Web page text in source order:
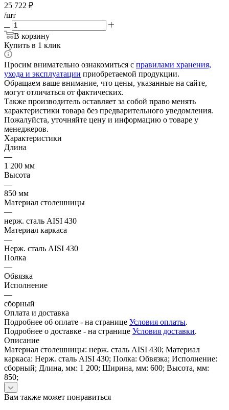
25 722 ₽
/шт
В корзину
Купить в 1 клик
Просим внимательно ознакомиться с правилами хранения,
ухода и эксплуатации приобретаемой продукции.
Обращаем ваше внимание, что цены, указанные на сайте,
могут отличаться от фактических.
Также производитель оставляет за собой право менять
характеристики товара без предварительного уведомления.
Пожалуйста, уточняйте цену и информацию о товаре у
менеджеров.
Характеристики
Длина
—
1 200 мм
Высота
—
850 мм
Материал столешницы
—
нерж. сталь AISI 430
Материал каркаса
—
Нерж. сталь AISI 430
Полка
—
Обвязка
Исполнение
—
сборный
Оплата и доставка
Подробнее об оплате - на странице Условия оплаты.
Подробнее о доставке - на странице Условия доставки.
Описание
Материал столешницы: нерж. сталь AISI 430; Материал
каркаса: Нерж. сталь AISI 430; Полка: Обвязка; Исполнение:
сборный; Длина, мм: 1 200; Ширина, мм: 600; Высота, мм:
850;
Вам также может понравиться